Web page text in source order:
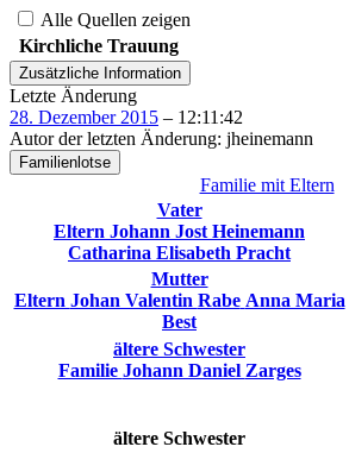
Alle Quellen zeigen
Kirchliche Trauung
Zusätzliche Information
Letzte Änderung
28. Dezember 2015 – 12:11:42
Autor der letzten Änderung: jheinemann
Familienlotse
Familie mit Eltern
Vater
Eltern Johann Jost Heinemann
Catharina Elisabeth Pracht
Mutter
Eltern Johan Valentin Rabe Anna Maria
Best
ältere Schwester
Familie Johann Daniel Zarges
ältere Schwester